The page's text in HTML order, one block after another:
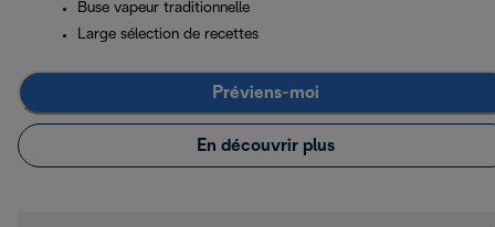
Buse vapeur traditionnelle
Large sélection de recettes
Préviens-moi
En découvrir plus